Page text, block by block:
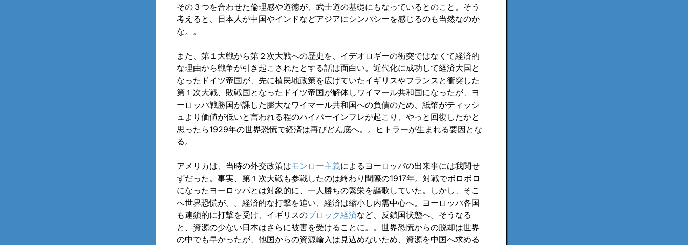
その３つを合わせた倫理感や道徳が、武士道の基礎にもなっているとのこと。そう
考えると、日本人が中国やインドなどアジアにシンパシーを感じるのも当然なのか
な。。
また、第１大戦から第２次大戦への歴史を、イデオロギーの衝突ではなくて経済的
な理由から戦争が引き起こされたとする話は面白い。近代化に成功して経済大国と
なったドイツ帝国が、先に植民地政策を広げていたイギリスやフランスと衝突した
第１次大戦、敗戦国となったドイツ帝国が解体しワイマール共和国になったが、ヨ
ーロッパ戦勝国が課した膨大なワイマール共和国への負債のため、紙幣がティッシ
ュより価値が低いと言われる程のハイパーインフレが起こり、やっと回復したかと
思ったら1929年の世界恐慌で経済は再びどん底へ。。ヒトラーが生まれる要因とな
る。
アメリカは、当時の外交政策はモンロー主義によるヨーロッパの出来事には我関せ
ずだった。事実、第１次大戦も参戦したのは終わり間際の1917年。対戦でボロボロ
になったヨーロッパとは対象的に、一人勝ちの繁栄を謳歌していた。しかし、そこ
へ世界恐慌が。。経済的な打撃を追い、経済は縮小し内需中心へ。ヨーロッパ各国
も連鎖的に打撃を受け、イギリスのブロック経済など、反鎖国状態へ。そうなる
と、資源の少ない日本はさらに被害を受けることに。。世界恐慌からの脱却は世界
の中でも早かったが、他国からの資源輸入は見込めないため、資源を中国へ求める